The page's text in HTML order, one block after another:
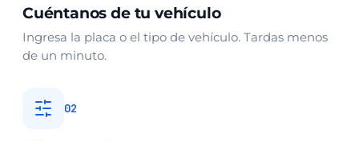
Cuéntanos de tu vehículo
Ingresa la placa o el tipo de vehículo. Tardas menos
de un minuto.
02